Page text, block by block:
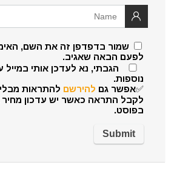
שמור בדפדפן זה את השם,
לפעם הבאה שאגיב.
הגבתי, נא לעדכן אותי במייל
נוספות.
✅אפשר גם להירשם להתראות
לקבל התראה כאשר יש עדכון
בפוסט.